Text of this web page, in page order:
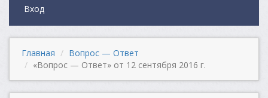
Вход
Главная
Вопрос — Ответ
«Вопрос — Ответ» от 12 сентября 2016 г.